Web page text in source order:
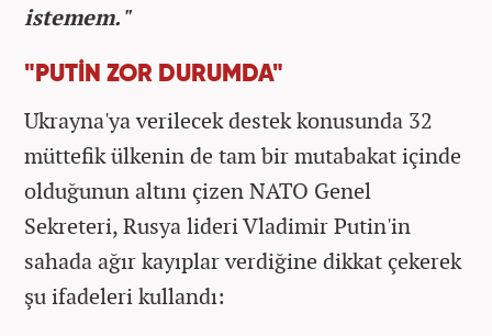
istemem."
"PUTİN ZOR DURUMDA"
Ukrayna'ya verilecek destek konusunda 32
müttefik ülkenin de tam bir mutabakat içinde
olduğunun altını çizen NATO Genel
Sekreteri, Rusya lideri Vladimir Putin'in
sahada ağır kayıplar verdiğine dikkat çekerek
şu ifadeleri kullandı: